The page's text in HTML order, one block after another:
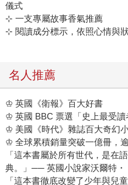
儀式
⊹ 一支專屬故事香氣推薦
⊹ 閱讀成分標示，依照心情與
名人推薦
♔ 英國《衛報》百大好書
♔ 英國 BBC 票選「史上最受讀
♔ 美國《時代》雜誌百大奇幻
♔ 全球累積銷量突破一億冊，
「這本書屬於所有世代，是在
典。」── 英國小說家沃爾特・
「這本書徹底改變了少年與兒